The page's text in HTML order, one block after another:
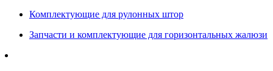
Комплектующие для рулонных штор
Запчасти и комплектующие для горизонтальных жалюзи